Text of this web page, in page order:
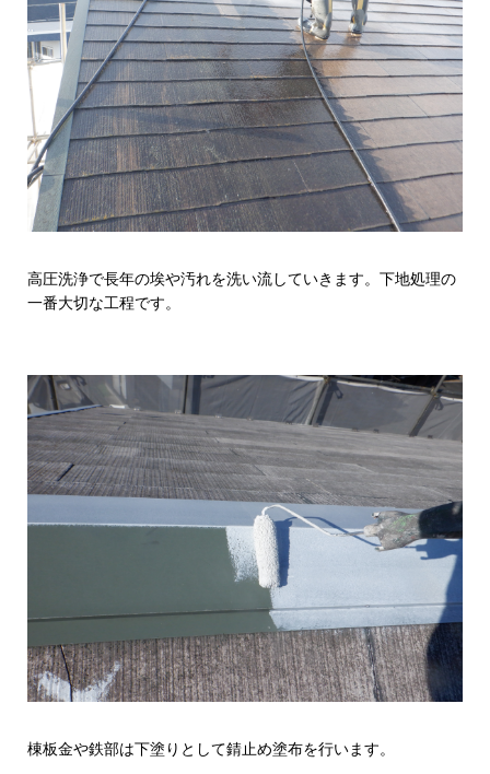
高圧洗浄で長年の埃や汚れを洗い流していきます。下地処理の
一番大切な工程です。
棟板金や鉄部は下塗りとして錆止め塗布を行います。